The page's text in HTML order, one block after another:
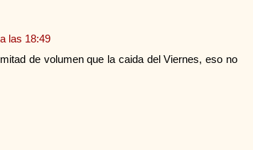
las 18:49
de volumen que la caida del Viernes, eso no